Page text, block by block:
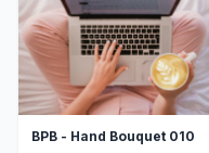
BPB - Hand Bouquet 010